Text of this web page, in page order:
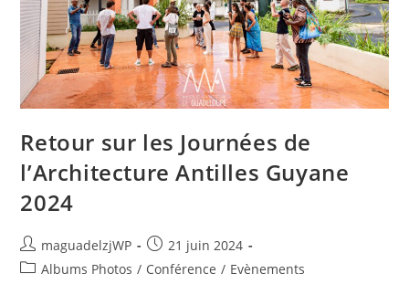
Retour sur les Journées de
l’Architecture Antilles Guyane
2024
Auteur/autrice
de
maguadelzjWP
Publication
publiée :
21 juin 2024
PostAlbums Photos / Conférence / Evènements